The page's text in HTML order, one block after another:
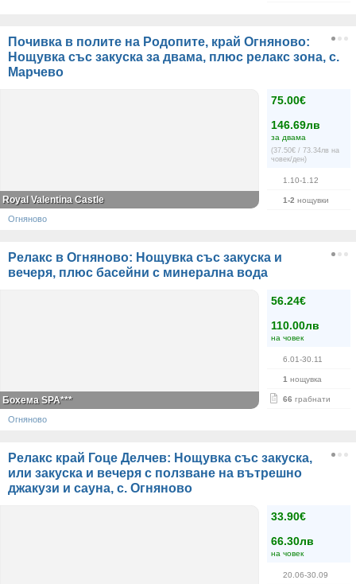
Почивка в полите на Родопите, край Огняново:
Нощувка със закуска за двама, плюс релакс зона, с.
Марчево
75.00€
146.69лв
за двама
(37.50€ / 73.34лв на
човек/ден)
1.10-1.12
1-2 нощувки
Royal Valentina Castle
Огняново
Релакс в Огняново: Нощувка със закуска и
вечеря, плюс басейни с минерална вода
56.24€
110.00лв
на човек
6.01-30.11
1 нощувка
66 грабнати
Бохема SPA***
Огняново
Релакс край Гоце Делчев: Нощувка със закуска,
или закуска и вечеря с ползване на вътрешно
джакузи и сауна, с. Огняново
33.90€
66.30лв
на човек
20.06-30.09